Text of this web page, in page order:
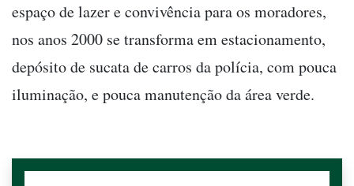
espaço de lazer e convivência para os moradores,
nos anos 2000 se transforma em estacionamento,
depósito de sucata de carros da polícia, com pouca
iluminação, e pouca manutenção da área verde.